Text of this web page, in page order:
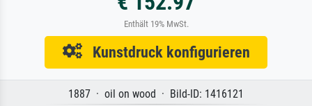
Enthält 19% MwSt.
Kunstdruck konfigurieren
1887 · oil on wood · Bild-ID: 1416121